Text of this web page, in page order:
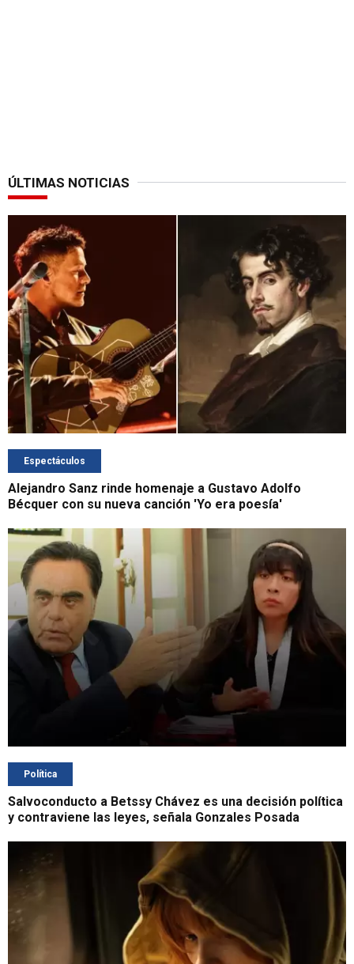
ÚLTIMAS NOTICIAS
Espectáculos
Alejandro Sanz rinde homenaje a Gustavo Adolfo
Bécquer con su nueva canción 'Yo era poesía'
Política
Salvoconducto a Betssy Chávez es una decisión política
y contraviene las leyes, señala Gonzales Posada